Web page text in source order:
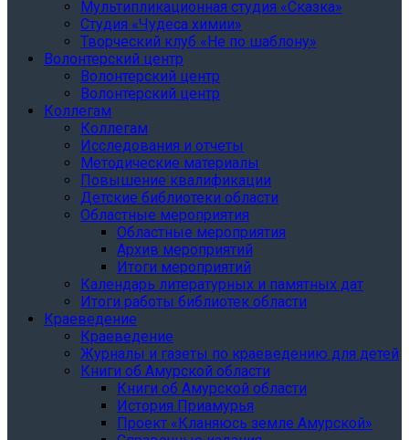
Мультипликационная студия «Сказка»
Студия «Чудеса химии»
Творческий клуб «Не по шаблону»
Волонтерский центр
Волонтерский центр
Волонтерский центр
Коллегам
Коллегам
Исследования и отчеты
Методические материалы
Повышение квалификации
Детские библиотеки области
Областные мероприятия
Областные мероприятия
Архив мероприятий
Итоги мероприятий
Календарь литературных и памятных дат
Итоги работы библиотек области
Краеведение
Краеведение
Журналы и газеты по краеведению для детей
Книги об Амурской области
Книги об Амурской области
История Приамурья
Проект «Кланяюсь земле Амурской»